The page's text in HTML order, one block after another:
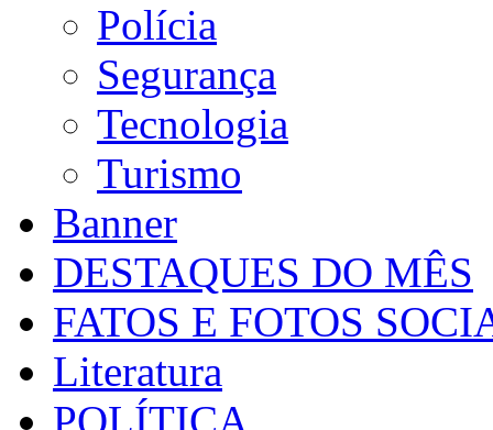
Polícia
Segurança
Tecnologia
Turismo
Banner
DESTAQUES DO MÊS
FATOS E FOTOS
Literatura